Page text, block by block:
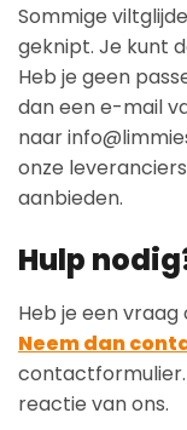
Sommige
geknipt. Je kunt
Heb je geen
dan een e-mail
naar
onze
aanbieden.
Hulp
Heb je een
Neem dan
contactformulier.
reactie van ons.